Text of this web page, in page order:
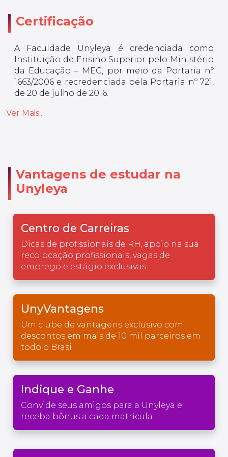
Certificação
A Faculdade Unyleya é credenciada como
Instituição de Ensino Superior pelo Ministério
da Educação – MEC, por meio da Portaria nº
1663/2006 e recredenciada pela Portaria nº 721,
de 20 de julho de 2016.
Ver Mais...
Vantagens de estudar na
Unyleya
Centro de Carreiras
Dicas de profissionais de RH, apoio na sua
recolocação profissionais, vagas de
emprego e estágio exclusivas.
UnyVantagens
Um clube de vantagens exclusivo com
descontos em mais de 10 mil parceiros em
todo o Brasil.
Indique e Ganhe
Convide seus amigos para a Unyleya e
receba bônus a cada matrícula.